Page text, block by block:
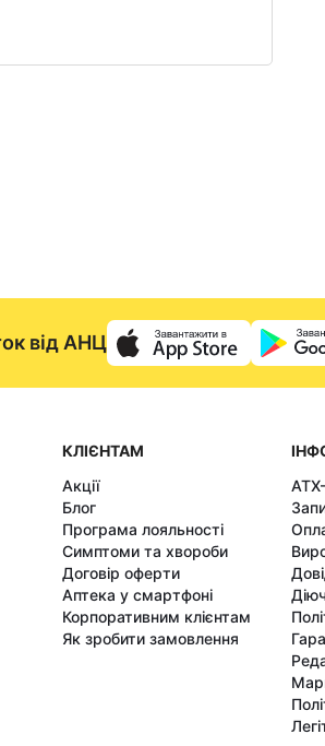
від АНЦ
КЛІЄНТАМ
Акції
Блог
Програма лояльності
Симптоми та хвороби
Договір оферти
Аптека у смартфоні
Корпоративним клієнтам
Як зробити замовлення